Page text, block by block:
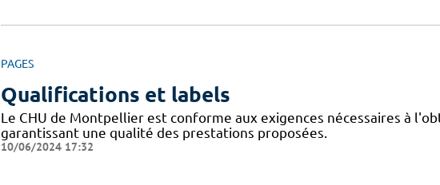
PAGES
Qualifications et labels
Le CHU de Montpellier est conforme aux exigences nécessaires à
garantissant une qualité des prestations proposées.
10/06/2024 17:32